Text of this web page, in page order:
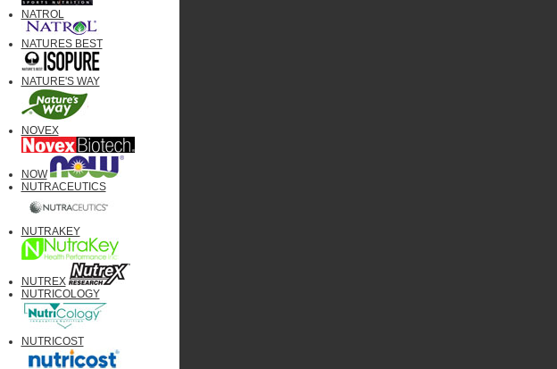
NATROL
NATURES BEST
NATURE'S WAY
NOVEX
NOW
NUTRACEUTICS
NUTRAKEY
NUTREX
NUTRICOLOGY
NUTRICOST